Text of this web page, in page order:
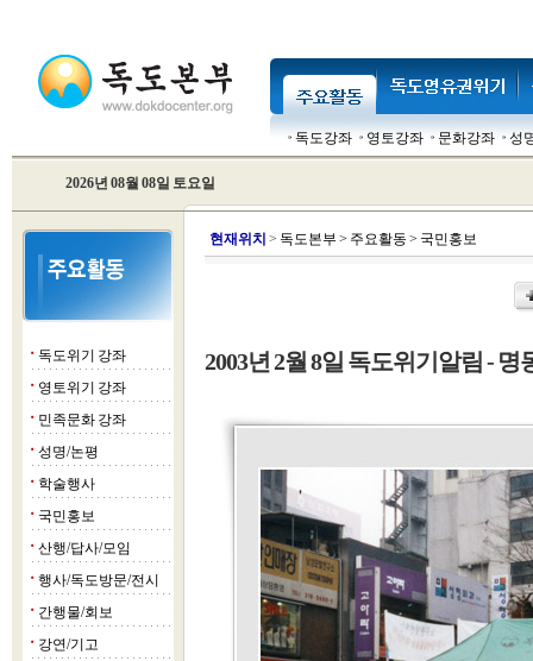
독도강좌 영토강좌 문화강좌 성
2026년 08월 08일 토요일
■ 독도위기 강좌
■ 영토위기 강좌
■ 민족문화 강좌
■ 성명/논평
■ 학술행사
■ 국민홍보
■ 산행/답사/모임
■ 행사/독도방문/전시
■ 간행물/회보
■ 강연/기고
현재위치 > 독도본부 > 주요활동 > 국민홍보
2003년 2월 8일 독도위기알림 - 명